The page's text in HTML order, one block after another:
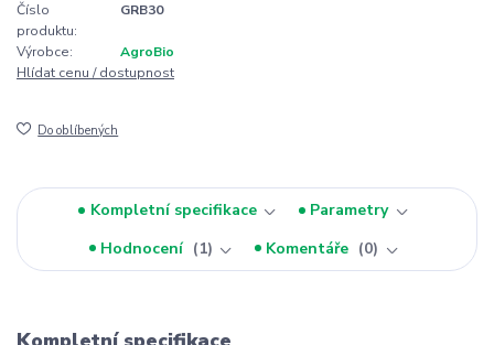
Číslo
produktu:
GRB30
Výrobce:
AgroBio
Hlídat cenu / dostupnost
Do oblíbených
Kompletní specifikace
Parametry
Hodnocení
1 Komentáře 0